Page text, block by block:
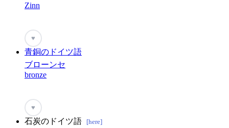
Zinn
♥
青銅のドイツ語
ブローンセ
bronze
♥
石炭のドイツ語 [here]